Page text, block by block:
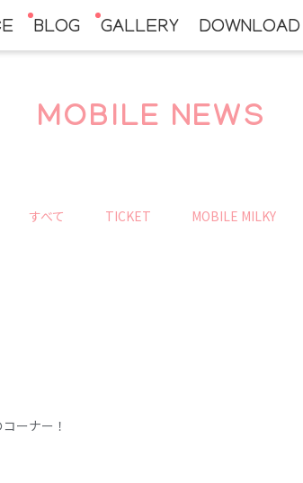
BLOG GALLERY DOWNLOAD
MOBILE NEWS
すべて TICKET MOBILE MILKY
ーナー！